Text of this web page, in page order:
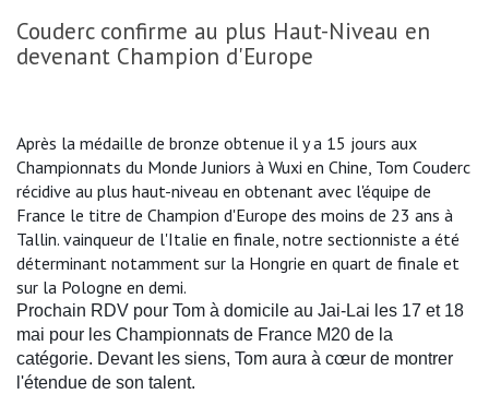
Couderc confirme au plus Haut-Niveau en
devenant Champion d'Europe
Après la médaille de bronze obtenue il y a 15 jours aux
Championnats du Monde Juniors à Wuxi en Chine, Tom Couderc
récidive au plus haut-niveau en obtenant avec l'équipe de
France le titre de Champion d'Europe des moins de 23 ans à
Tallin. vainqueur de l'Italie en finale, notre sectionniste a été
déterminant notamment sur la Hongrie en quart de finale et
sur la Pologne en demi.
Prochain RDV pour Tom à domicile au Jai-Lai les 17 et 18
mai pour les Championnats de France M20 de la
catégorie. Devant les siens, Tom aura à cœur de montrer
l'étendue de son talent.